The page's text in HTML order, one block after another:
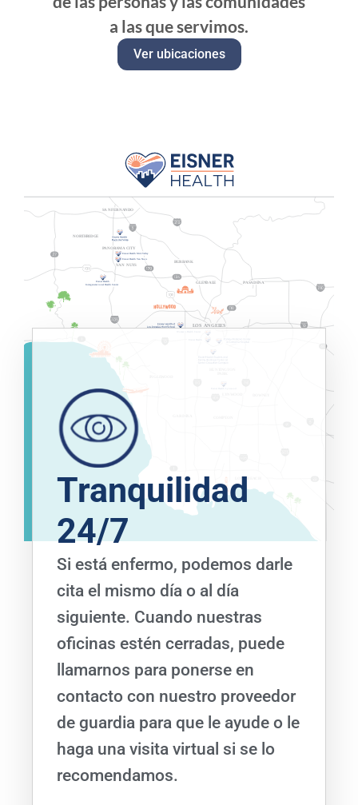
a las que servimos.
Ver ubicaciones
Tranquilidad
24/7
Si está enfermo, podemos darle
cita el mismo día o al día
siguiente. Cuando nuestras
oficinas estén cerradas, puede
llamarnos para ponerse en
contacto con nuestro proveedor
de guardia para que le ayude o le
haga una visita virtual si se lo
recomendamos.